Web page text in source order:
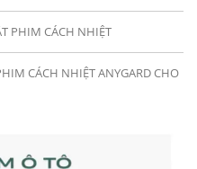
PHIM CÁCH NHIỆT
CÁCH NHIỆT ANYGARD CHO